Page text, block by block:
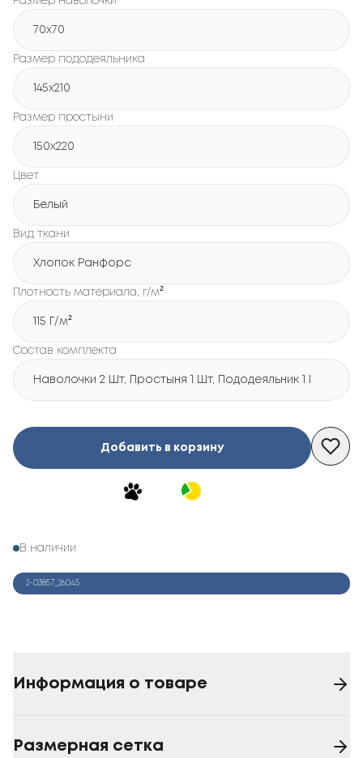
70x70
Размер пододеяльника
145x210
Размер простыни
150x220
Цвет
Белый
Вид ткани
Хлопок Ранфорс
Плотность материала, г/м²
115 Г/м²
Состав комплекта
Наволочки 2 Шт, Простыня 1 Шт, Пододеяльник 1 Шт
Добавить в корзину
В наличии
2-03857_26045
Информация о товаре
Размерная сетка